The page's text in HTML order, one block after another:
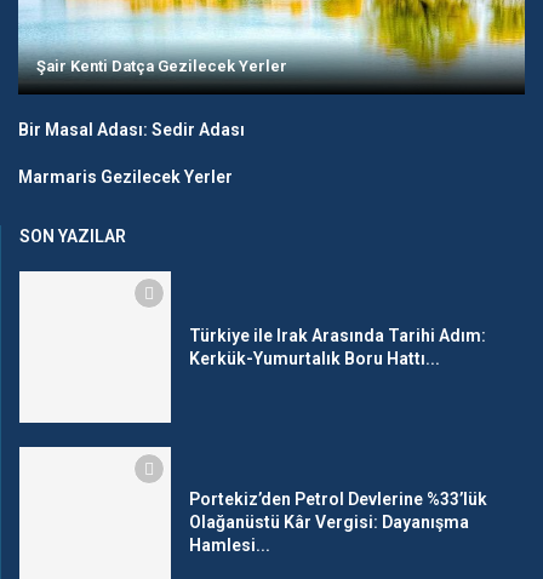
Şair Kenti Datça Gezilecek Yerler
Bir Masal Adası: Sedir Adası
Marmaris Gezilecek Yerler
SON YAZILAR
Türkiye ile Irak Arasında Tarihi Adım:
Kerkük-Yumurtalık Boru Hattı...
Portekiz’den Petrol Devlerine %33’lük
Olağanüstü Kâr Vergisi: Dayanışma
Hamlesi...